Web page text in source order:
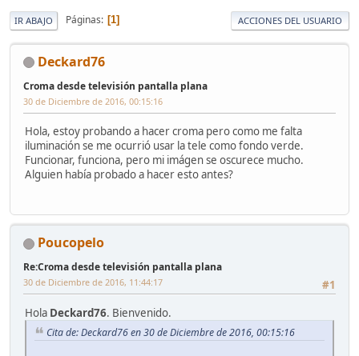
IR ABAJO Páginas 1 ACCIONES DEL USUARIO
Deckard76
Croma desde televisión pantalla plana
30 de Diciembre de 2016, 00:15:16
Hola, estoy probando a hacer croma pero como me falta
iluminación se me ocurrió usar la tele como fondo verde.
Funcionar, funciona, pero mi imágen se oscurece mucho.
Alguien había probado a hacer esto antes?
Poucopelo
Re:Croma desde televisión pantalla plana
#1
30 de Diciembre de 2016, 11:44:17
Hola Deckard76. Bienvenido.
Cita de: Deckard76 en 30 de Diciembre de 2016, 00:15:16